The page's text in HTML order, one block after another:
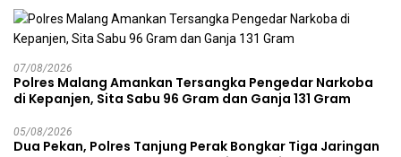
07/08/2026
Polres Malang Amankan Tersangka Pengedar Narkoba
di Kepanjen, Sita Sabu 96 Gram dan Ganja 131 Gram
05/08/2026
Dua Pekan, Polres Tanjung Perak Bongkar Tiga Jaringan